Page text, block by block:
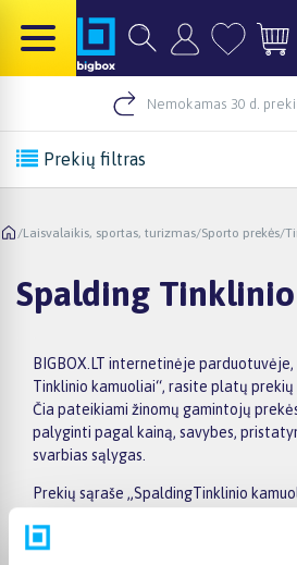
Nemokamas 30 d.
Prekių filtras
/Laisvalaikis, sportas, turizmas/Sporto prekės/
Spalding
BIGBOX.LT internetinėje
Tinklinio kamuoliai“, rasite platų prekių
Čia pateikiami žinomų gamintojų
palyginti pagal kainą, savybes,
svarbias sąlygas.
Prekių sąraše „SpaldingTinklinio
atkreipti dėmesį į taikomas akcijas,